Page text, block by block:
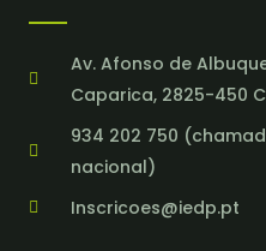
Av. Afonso de
Caparica, 2825-450
934 202 750
nacional)
Inscricoes@iedp.pt